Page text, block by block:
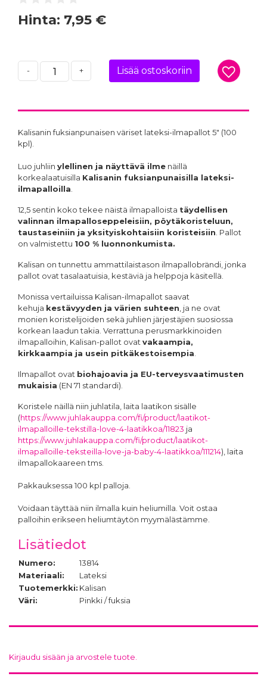
Hinta: 7,95 €
- + Lisää ostoskoriin
Kalisanin fuksianpunaisen väriset lateksi-ilmapallot 5" (100
kpl).
Luo juhliin ylellinen ja näyttävä ilme näillä
korkealaatuisilla Kalisanin fuksianpunaisilla lateksi-
ilmapalloilla
12,5 sentin koko tekee näistä ilmapalloista täydellisen
valinnan ilmapalloseppeleisiin, pöytäkoristeluun,
taustaseiniin ja yksityiskohtaisiin koristeisiin . Pallot
on valmistettu 100 % luonnonkumista.
Kalisan on tunnettu ammattilaistason ilmapallobrändi, jonka
pallot ovattasalaatuisia, kestäviä ja helppoja käsitellä
Monissa vertailuissa Kalisan-ilmapallot saavat
kehuja kestävyyden ja värien suhteen , ja ne ovat
monien koristelijoiden sekä juhlien järjestäjien suosiossa
korkean laadun takia. Verrattuna perusmarkkinoiden
ilmapalloihin, Kalisan-pallot ovat vakaampia,
kirkkaampia ja usein pitkäkestoisempia
Ilmapallot ovat biohajoavia ja EU-terveysvaatimusten
mukaisia (EN 71 standardi).
Koristele näillä niin juhlatila, laita laatikon sisälle
(https://www.juhlakauppa.com/fi/product/laatikot-
ilmapalloille-tekstilla-love-4-laatikkoa/11823 ja
https://www.juhlakauppa.com/fi/product/laatikot-
ilmapalloille-teksteilla-love-ja-baby-4-laatikkoa/111214), laita
ilmapallokaareen tms.
Pakkauksessa 100 kpl palloja.
Voidaan täyttää niin ilmalla kuin heliumilla. Voit ostaa
palloihin erikseen heliumtäytön myymälästämme.
Lisätiedot
Numero:
13814
Materiaali:
Lateksi
Tuotemerkki: Kalisan
Väri:
Pinkki / fuksia
Kirjaudu sisään ja arvostele tuote.